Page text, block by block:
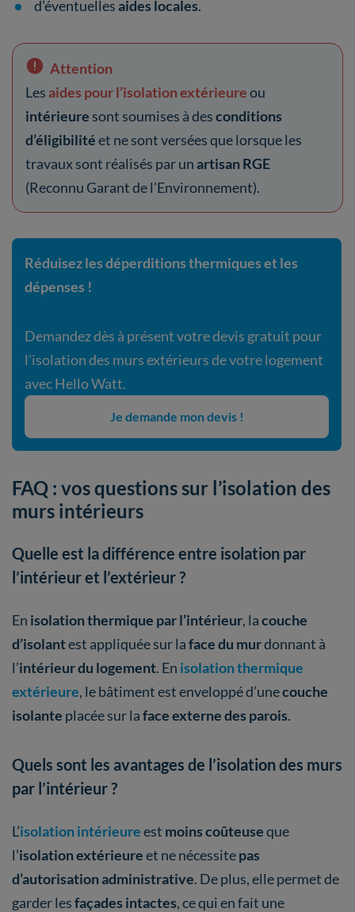
d’éventuellesaides locales.
Attention
Les aides pour l’isolation extérieureou
intérieure sont soumises à desconditions
d’éligibilitéet ne sont versées que lorsque les
travaux sont réalisés par unartisan RGE
(Reconnu Garant de l’Environnement).
Réduisez les déperditions thermiques et les
dépenses !
Demandez dès à présent votre devis gratuit pour
l'isolation des murs extérieurs de votre logement
avec Hello Watt.
Je demande mon devis !
FAQ : vos questions sur l’isolation des
murs intérieurs
Quelle est la différence entre isolation par
l’intérieur et l’extérieur ?
En isolation thermique par l’intérieur, lacouche
d’isolantest appliquée sur laface du murdonnant à
l’intérieur du logement. En isolation thermique
extérieure, le bâtiment est enveloppé d’unecouche
isolante placée sur laface externe des parois.
Quels sont les avantages de l’isolation des murs
par l’intérieur ?
L’isolation intérieureest moins coûteuseque
l’isolation extérieureet ne nécessitepas
d’autorisation administrative. De plus, elle permet de
garder lesfaçades intactes, ce qui en fait une